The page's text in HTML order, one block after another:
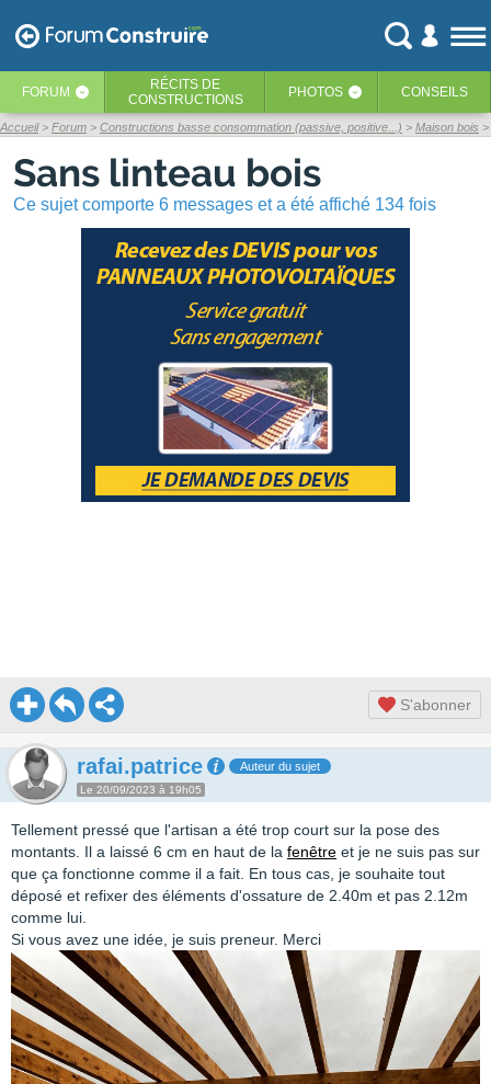
FORUM ‹ RÉCITS DE
CONSTRUCTIONS
PHOTOS ‹ CONSEILS
Accueil Forum Constructions basse consommation (passive, positive...) Maison bois
Sans linteau bois
Ce sujet comporte 6 messages et a été affiché 134 fois
S'abonner
rafai.patrice Auteur du sujet
Le 20/09/2023 à 19h05
Tellement pressé que l'artisan a été trop court sur la pose des
montants. Il a laissé 6 cm en haut de la fenêtre et je ne suis pas sur
que ça fonctionne comme il a fait. En tous cas, je souhaite tout
déposé et refixer des éléments d'ossature de 2.40m et pas 2.12m
comme lui.
Si vous avez une idée, je suis preneur. Merci